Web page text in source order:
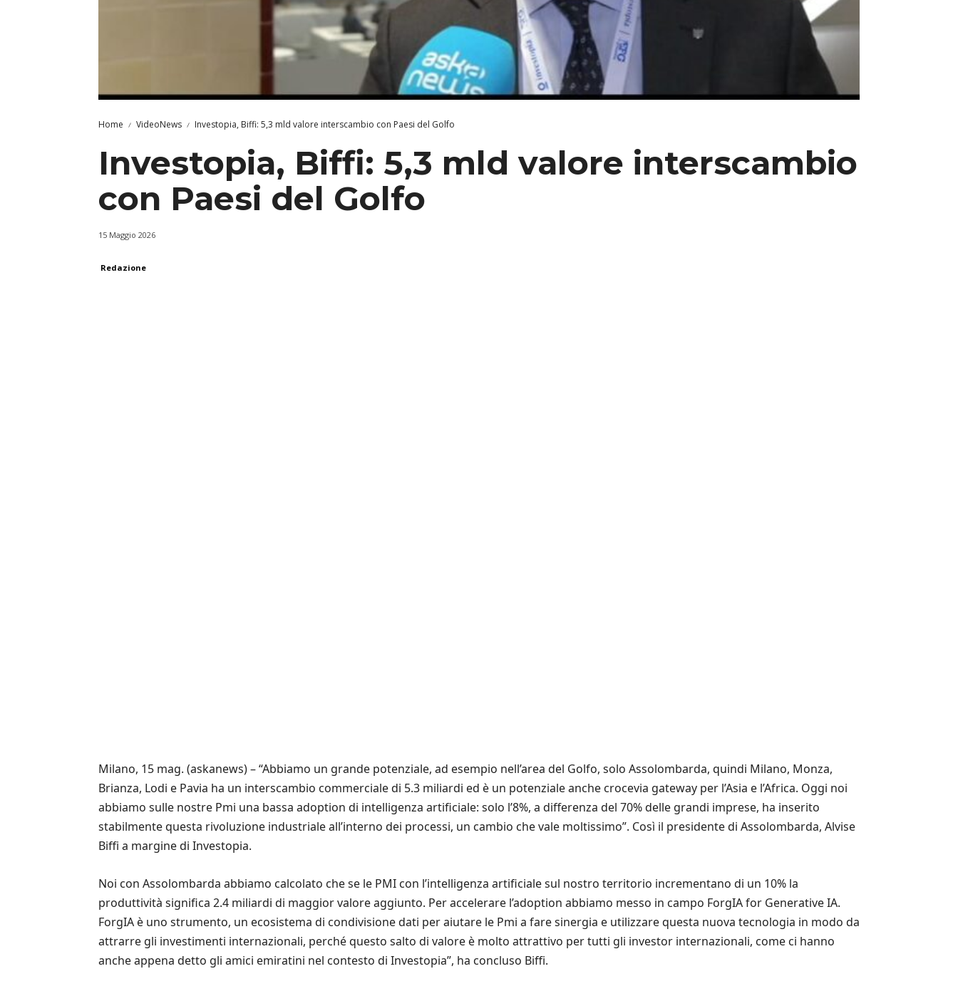
Home VideoNews Investopia, Biffi: 5,3 mld valore interscambio con Paesi del Golfo
Investopia, Biffi: 5,3 mld valore interscambio
con Paesi del Golfo
15 Maggio 2026
Redazione
Milano, 15 mag. (askanews) – “Abbiamo un grande potenziale, ad esempio nell’area del Golfo, solo Assolombarda, quindi Milano, Monza,
Brianza, Lodi e Pavia ha un interscambio commerciale di 5.3 miliardi ed è un potenziale anche crocevia gateway per l’Asia e l’Africa. Oggi noi
abbiamo sulle nostre Pmi una bassa adoption di intelligenza artificiale: solo l’8%, a differenza del 70% delle grandi imprese, ha inserito
stabilmente questa rivoluzione industriale all’interno dei processi, un cambio che vale moltissimo”. Così il presidente di Assolombarda, Alvise
Biffi a margine di Investopia.
Noi con Assolombarda abbiamo calcolato che se le PMI con l’intelligenza artificiale sul nostro territorio incrementano di un 10% la
produttività significa 2.4 miliardi di maggior valore aggiunto. Per accelerare l’adoption abbiamo messo in campo ForgIA for Generative IA.
ForgIA è uno strumento, un ecosistema di condivisione dati per aiutare le Pmi a fare sinergia e utilizzare questa nuova tecnologia in modo da
attrarre gli investimenti internazionali, perché questo salto di valore è molto attrattivo per tutti gli investor internazionali, come ci hanno
anche appena detto gli amici emiratini nel contesto di Investopia”, ha concluso Biffi.